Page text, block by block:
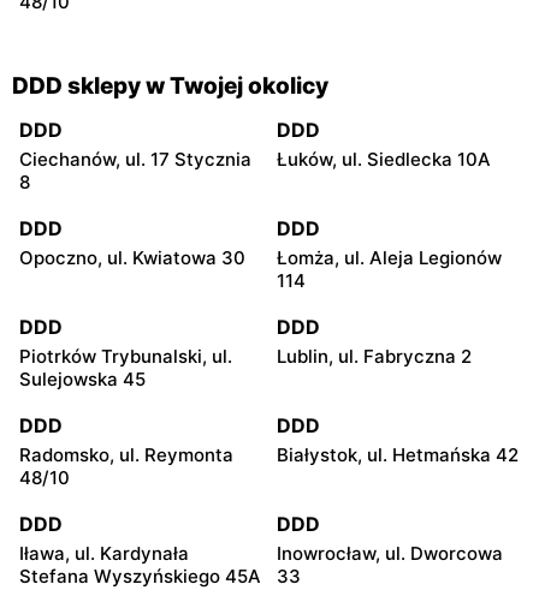
DDD sklepy w Twojej okolicy
DDD
Ciechanów, ul. 17 Stycznia
8
DDD
Łuków, ul. Siedlecka 10A
DDD
Opoczno, ul. Kwiatowa 30
DDD
Łomża, ul. Aleja Legionów
114
DDD
Piotrków Trybunalski, ul.
Sulejowska 45
DDD
Lublin, ul. Fabryczna 2
DDD
Radomsko, ul. Reymonta
48/10
DDD
Białystok, ul. Hetmańska 42
DDD
Iława, ul. Kardynała
Stefana Wyszyńskiego 45A
DDD
Inowrocław, ul. Dworcowa
33